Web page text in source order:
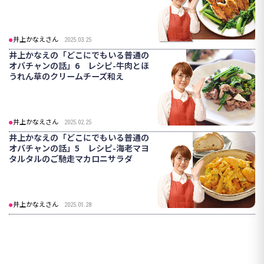
井上かなえさん 2025.03.25
井上かなえの「どこにでもいる普通の
オバチャンの話」6 レシピ-牛肉とほ
うれん草のクリームチーズ和え
井上かなえさん 2025.02.25
井上かなえの「どこにでもいる普通の
オバチャンの話」5 レシピ-海老マヨ
タルタルのご馳走マカロニサラダ
井上かなえさん 2025.01.28